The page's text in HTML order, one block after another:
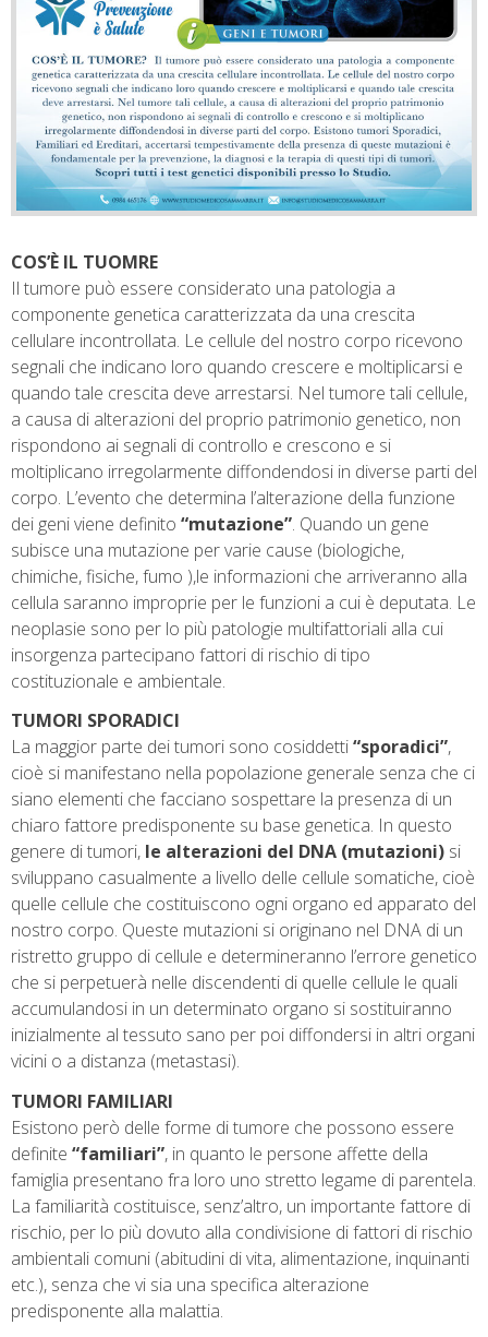
COS’È IL TUOMRE
Il tumore può essere considerato una patologia a
componente genetica caratterizzata da una crescita
cellulare incontrollata. Le cellule del nostro corpo ricevono
segnali che indicano loro quando crescere e moltiplicarsi e
quando tale crescita deve arrestarsi. Nel tumore tali cellule,
a causa di alterazioni del proprio patrimonio genetico, non
rispondono ai segnali di controllo e crescono e si
moltiplicano irregolarmente diffondendosi in diverse parti del
corpo. L’evento che determina l’alterazione della funzione
dei geni viene definito “mutazione”. Quando un gene
subisce una mutazione per varie cause (biologiche,
chimiche, fisiche, fumo ),le informazioni che arriveranno alla
cellula saranno improprie per le funzioni a cui è deputata. Le
neoplasie sono per lo più patologie multifattoriali alla cui
insorgenza partecipano fattori di rischio di tipo
costituzionale e ambientale.
TUMORI SPORADICI
La maggior parte dei tumori sono cosiddetti“sporadici”,
cioè si manifestano nella popolazione generale senza che ci
siano elementi che facciano sospettare la presenza di un
chiaro fattore predisponente su base genetica. In questo
genere di tumori, le alterazioni del DNA (mutazioni) si
sviluppano casualmente a livello delle cellule somatiche, cioè
quelle cellule che costituiscono ogni organo ed apparato del
nostro corpo. Queste mutazioni si originano nel DNA di un
ristretto gruppo di cellule e determineranno l’errore genetico
che si perpetuerà nelle discendenti di quelle cellule le quali
accumulandosi in un determinato organo si sostituiranno
inizialmente al tessuto sano per poi diffondersi in altri organi
vicini o a distanza (metastasi).
TUMORI FAMILIARI
Esistono però delle forme di tumore che possono essere
definite “familiari”, in quanto le persone affette della
famiglia presentano fra loro uno stretto legame di parentela.
La familiarità costituisce, senz’altro, un importante fattore di
rischio, per lo più dovuto alla condivisione di fattori di rischio
ambientali comuni (abitudini di vita, alimentazione, inquinanti
etc.), senza che vi sia una specifica alterazione
predisponente alla malattia.